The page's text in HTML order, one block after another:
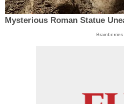
Mysterious Roman Statue
Brainberries